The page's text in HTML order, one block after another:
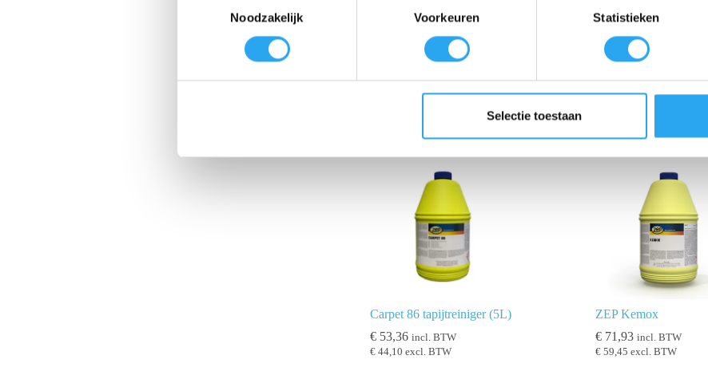
i
Noodzakelijk Voorkeuren Statistieken
Selectie toestaan
incl. BTW
excl. BTW
Toevoegen aan
winkelwagen
€36,72excl. BTW
Toevoegen aan
winkelwagen
Carpet 86 tapijtreiniger (5L)
€ 53,36 incl. BTW
€ 44,10 excl. BTW
ZEP Kemox
€ 71,93 incl. BTW
€ 59,45 excl. BTW